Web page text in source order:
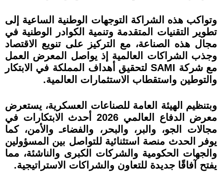
وتواكب هذه الشراكة التوجهات الوطنية الساعية إلى
تطوير التقنيات المتقدمة وتنمية الكوادر الوطنية في
مجال هذه الصناعة، مع التركيز على تنويع الاقتصاد
وجذب الشراكات العالمية إذ يواصل المعرض العمل
مع شركة SAMI لتحقيق أهداف المملكة في الابتكار
والتوطين واستقطاب الاستثمارات العالمية.
وبتنظيم الهيئة العامة للصناعات العسكرية، يستعرض
معرض الدفاع العالمي 2026 أحدث الابتكارات في
مجالات الجو، والبر، والبحر، والفضاءـ والأمن، كما
يوفر الحدث منصة استثنائية للتواصل بين المسؤولين
والجهات الحكومية والشركات الكبرى والناشئة، مما
يفتح آفاقًا جديدة للتعاون والشراكات الاستراتيجية.